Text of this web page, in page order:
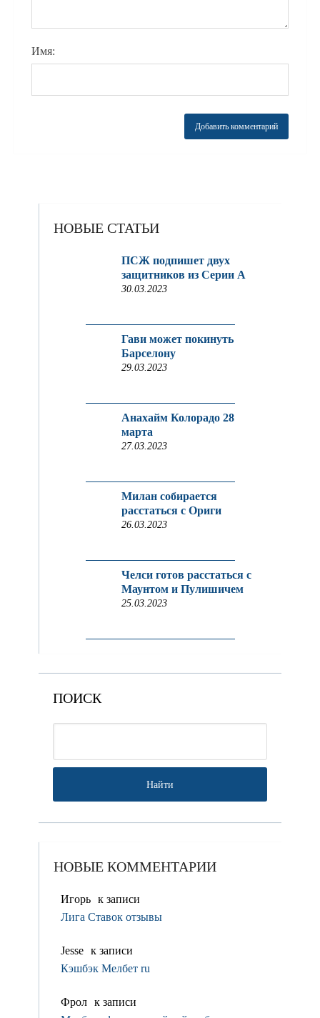
Имя:
НОВЫЕ СТАТЬИ
ПСЖ подпишет двух
защитников из Серии A
30.03.2023
Гави может покинуть
Барселону
29.03.2023
Анахайм Колорадо 28
марта
27.03.2023
Милан собирается
расстаться с Ориги
26.03.2023
Челси готов расстаться с
Маунтом и Пулишичем
25.03.2023
ПОИСК
НОВЫЕ КОММЕНТАРИИ
Игорь к записи
Лига Ставок отзывы
Jesse к записи
Кэшбэк Мелбет ru
Фрол к записи